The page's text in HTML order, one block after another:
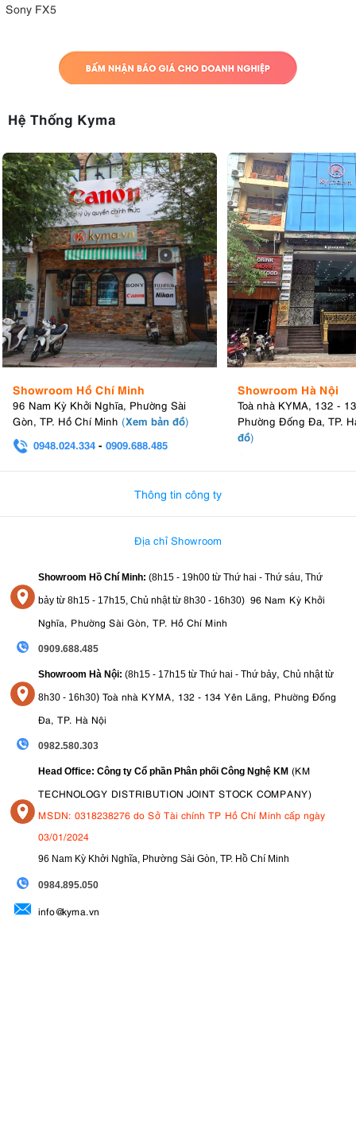
Sony FX5
Hệ Thống Kyma
Showroom Hồ Chí Minh
96 Nam Kỳ Khởi Nghĩa, Phường Sài
Gòn, TP. Hồ Chí Minh (Xem bản đồ)
0948.024.334 - 0909.688.485
Showroom Hà Nội
Toà nhà KYMA, 132 -
Phường Đống Đa, TP.
đồ)
Thông tin công ty
Địa chỉ Showroom
Showroom Hồ Chí Minh: (8h15 - 19h00 từ Thứ hai - Thứ sáu, Thứ
bảy từ 8h15 - 17h15, Chủ nhật từ 8h30 - 16h30) 96 Nam Kỳ Khởi
Nghĩa, Phường Sài Gòn, TP. Hồ Chí Minh
0909.688.485
Showroom Hà Nội: (8h15 - 17h15 từ Thứ hai - Thứ bảy, Chủ nhật từ
8h30 - 16h30) Toà nhà KYMA, 132 - 134 Yên Lãng, Phường Đống
Đa, TP. Hà Nội
0982.580.303
Head Office: Công ty Cổ phần Phân phối Công Nghệ KM (KM
TECHNOLOGY DISTRIBUTION JOINT STOCK COMPANY)
MSDN: 0318238276 do Sở Tài chính TP Hồ Chí Minh cấp ngày
03/01/2024
96 Nam Kỳ Khởi Nghĩa, Phường Sài Gòn, TP. Hồ Chí Minh
0984.895.050
info@kyma.vn